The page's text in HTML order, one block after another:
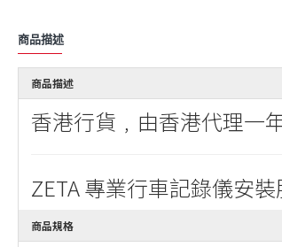
商品描述
商品描述
香港行貨﹐由香港代理一
ZETA 專業行車記錄儀安
商品規格